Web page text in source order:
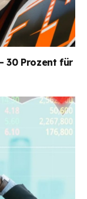
30 Prozent für